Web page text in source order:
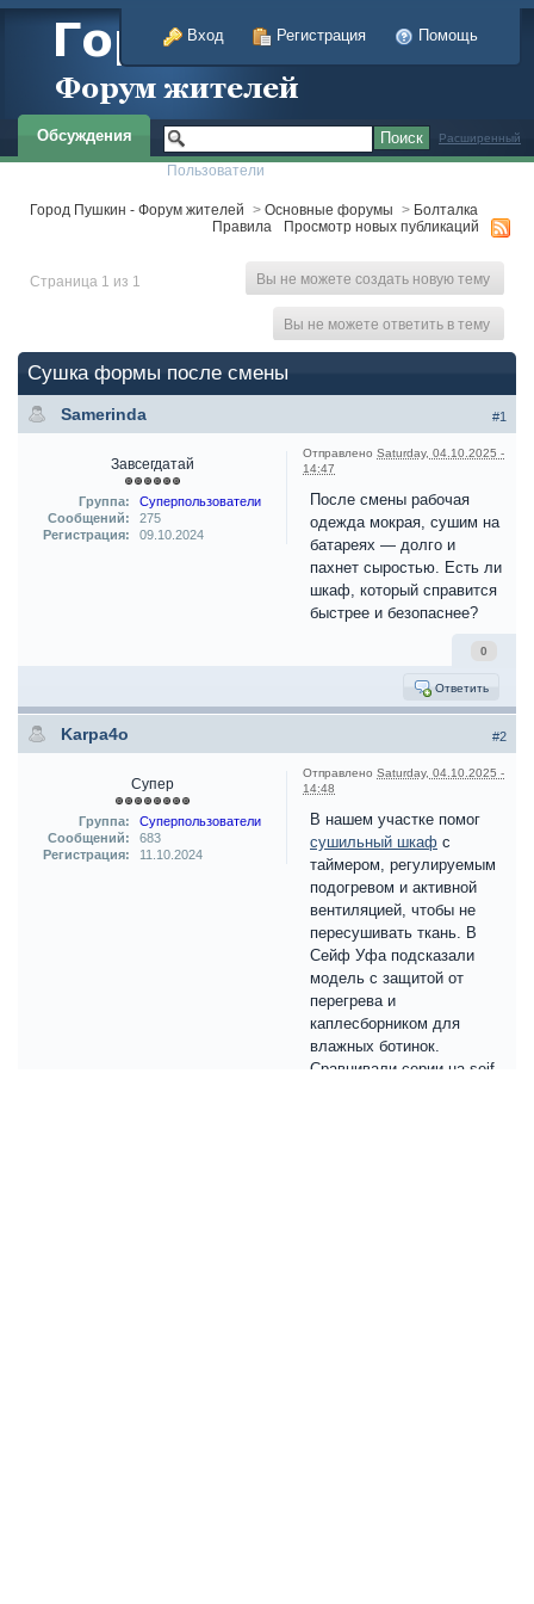
Вход Регистрация Помощь
Расширенный
Обсуждения
Пользователи
Город Пушкин - Форум жителей > Основные форумы > Болталка
Правила
Просмотр новых публикаций
Страница 1 из 1 Вы не можете создать новую тему
Вы не можете ответить в тему
Сушка формы после смены
#1
Samerinda
Завсегдатай
Группа:
Суперпользователи
Сообщений:
275
Регистрация:
09.10.2024
Отправлено Saturday, 04.10.2025 -
14:47
После смены рабочая
одежда мокрая, сушим на
батареях — долго и
пахнет сыростью. Есть ли
шкаф, который справится
быстрее и безопаснее?
0
Ответить
#2
Karpa4o
Супер
Группа:
Суперпользователи
Сообщений:
683
Регистрация:
11.10.2024
Отправлено Saturday, 04.10.2025 -
14:48
В нашем участке помог
сушильный шкаф с
таймером, регулируемым
подогревом и активной
вентиляцией, чтобы не
пересушивать ткань. В
Сейф Уфа подсказали
модель с защитой от
перегрева и
каплесборником для
влажных ботинок.
Сравнивали серии на seif-